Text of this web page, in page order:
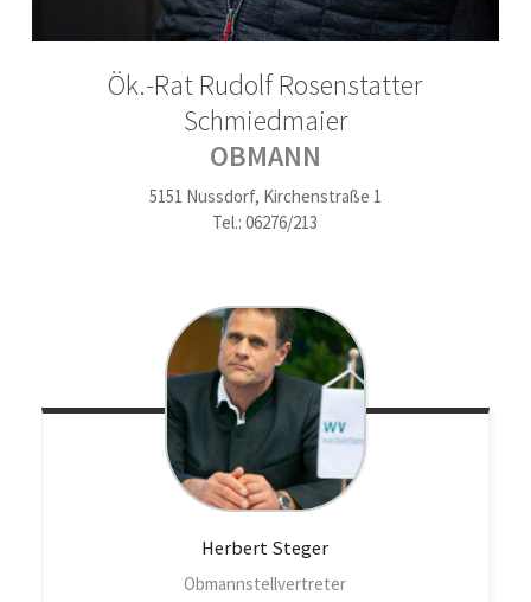
Ök.-Rat Rudolf Rosenstatter
Schmiedmaier
OBMANN
5151 Nussdorf, Kirchenstraße 1
Tel.: 06276/213
HerbertSteger
Obmannstellvertreter